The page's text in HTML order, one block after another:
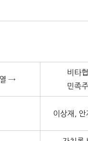
→
비타
민족
이상재, 안